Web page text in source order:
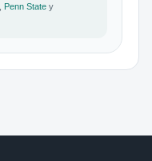
Penn State y